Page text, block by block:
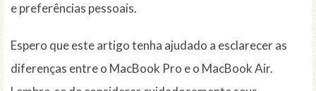
e preferências pessoais.
Espero que este artigo tenha ajudado a esclarecer as
diferenças entre o MacBook Pro e o MacBook Air.